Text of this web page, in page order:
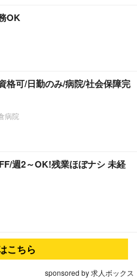
OK
格可/日勤のみ/病院/社会保障完
病院
週2～OK!残業ほぼナシ 未経
こちら
sponsored by 求人ボックス